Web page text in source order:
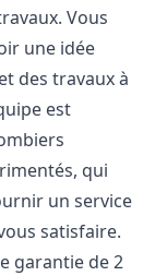
Vous
une idée
des travaux à
est
qui
un service
satisfaire.
garantie de 2